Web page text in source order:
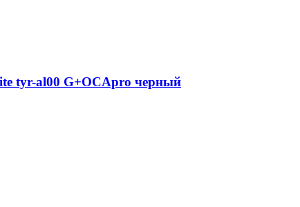
tyr-al00 G+OCApro черный